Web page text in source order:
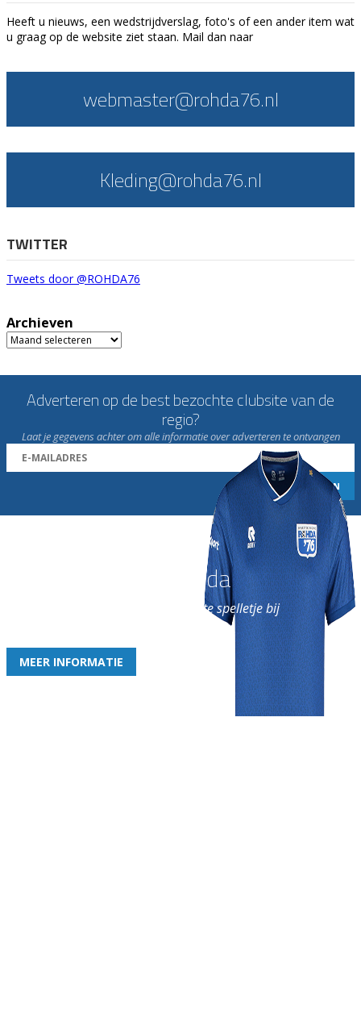
Heeft u nieuws, een wedstrijdverslag, foto's of een ander item wat
u graag op de website ziet staan. Mail dan naar
webmaster@rohda76.nl
Kleding@rohda76.nl
TWITTER
Tweets door @ROHDA76
Archieven
Archieven
Adverteren op de best bezochte clubsite van de
regio?
Laat je gegevens achter om alle informatie over adverteren te ontvangen
Word nu lid van Rohda
en geniet iedere week van het leukste spelletje bij
MEER INFORMATIE